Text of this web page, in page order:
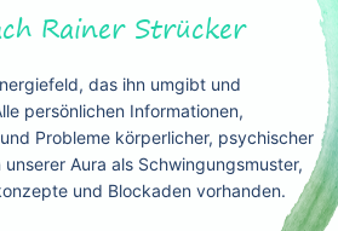
Rainer Strücker
das ihn umgibt und
persönlichen Informationen,
Probleme körperlicher, psychischer
Aura als Schwingungsmuster,
und Blockaden vorhanden.